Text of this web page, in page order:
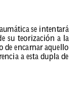
se intentará
su teorización a la
de encarnar aquello
encia a esta dupla de